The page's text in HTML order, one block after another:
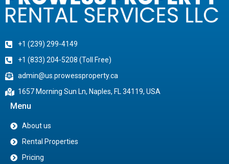
+1 (239) 299-4149
+1 (833) 204-5208 (Toll Free)
admin@us.prowessproperty.ca
1657 Morning Sun Ln, Naples, FL 34119, USA
Menu
About us
Rental Properties
Pricing